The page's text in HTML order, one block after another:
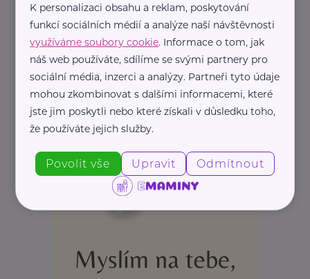
K personalizaci obsahu a reklam, poskytování
funkcí sociálních médií a analýze naší návštěvnosti
využíváme soubory cookie. Informace o tom, jak
náš web používáte, sdílíme se svými partnery pro
sociální média, inzerci a analýzy. Partneři tyto údaje
mohou zkombinovat s dalšími informacemi, které
jste jim poskytli nebo které získali v důsledku toho,
že používáte jejich služby.
Povolit vše Upravit Odmítnout